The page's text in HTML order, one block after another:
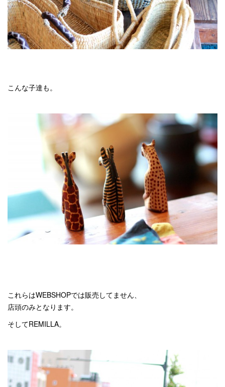
こんな子達も。
これらはWEBSHOPでは販売してません、
店頭のみとなります。
そしてREMILLA。